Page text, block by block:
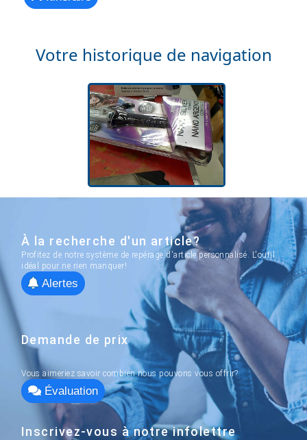
Votre historique de navigation
À la recherche d'un article?
Profitez de notre système de repérage d'article personnalisé. L'outil
idéal pour ne rien manquer!
Alertes
Demande de prix
Vous aimeriez savoir combien nous pouvons vous offrir?
Évaluation
Inscrivez-vous à notre infolettre